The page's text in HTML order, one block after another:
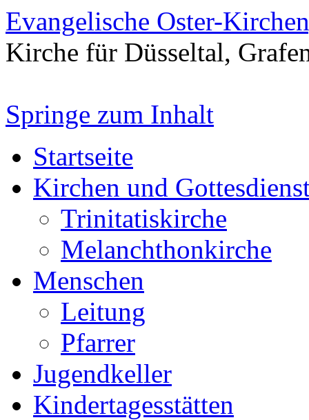
Evangelische Oster-
Kirche für Düsseltal,
Springe zum Inhalt
Startseite
Kirchen und
Trinitatiskirche
Melanchthonkirche
Menschen
Leitung
Pfarrer
Jugendkeller
Kindertagesstätten